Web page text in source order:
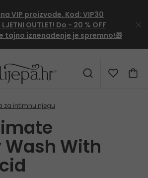
na VIP proizvode. Kod: VIP30
OUTLET! Do - 20 % OFF
tajno iznenađenje je spremno!🎁
With